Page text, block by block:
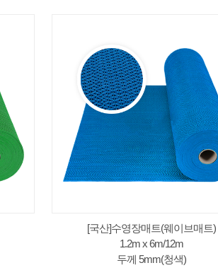
[국산]수영장매트(웨이브매트)
1.2m x 6m/12m
두께 5mm(청색)